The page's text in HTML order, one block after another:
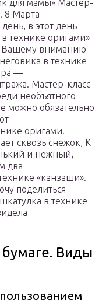
для мамы» Мастер-
8 Марта
в этот день
в технике оригами»
Вашему вниманию
в технике
—
Мастер-класс
необъятного
можно обязательно
оригами.
сквозь снежок, К
и нежный,
два
«канзаши».
поделиться
в технике
Виды